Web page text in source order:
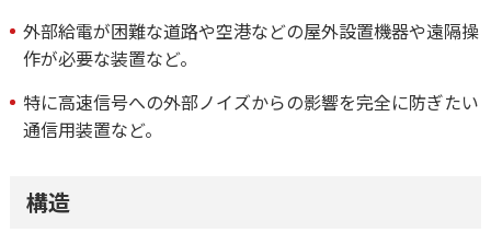
外部給電が困難な道路や空港などの屋外設置機器や遠隔操
作が必要な装置など。
特に高速信号への外部ノイズからの影響を完全に防ぎたい
通信用装置など。
構造